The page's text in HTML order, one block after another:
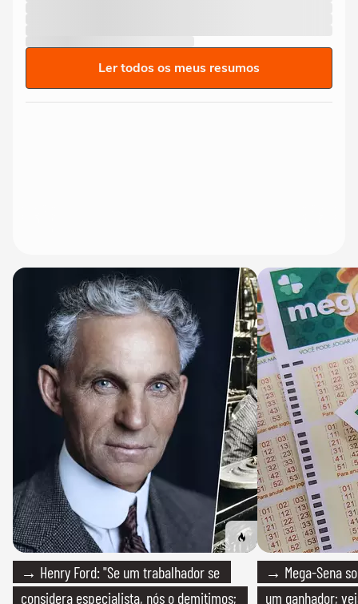
Ler todos os meus resumos
→ Henry Ford: "Se um trabalhador se
considera especialista, nós o demitimos;
→ Mega-Sena
um ganhador;